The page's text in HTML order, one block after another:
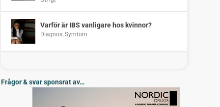
Varför är IBS vanligare hos kvinnor?
Diagnos, Symtom
Frågor & svar sponsrat av…